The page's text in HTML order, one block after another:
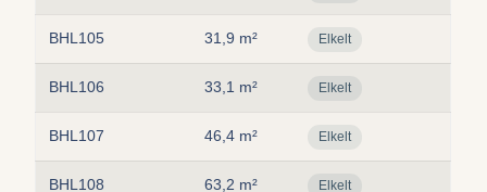
BHL105 31,9 m² Elkelt
BHL106 33,1 m² Elkelt
BHL107 46,4 m² Elkelt
BHL108 63,2 m² Elkelt